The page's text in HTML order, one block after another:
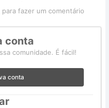
fazer um comentário
conta
comunidade. É fácil!
conta